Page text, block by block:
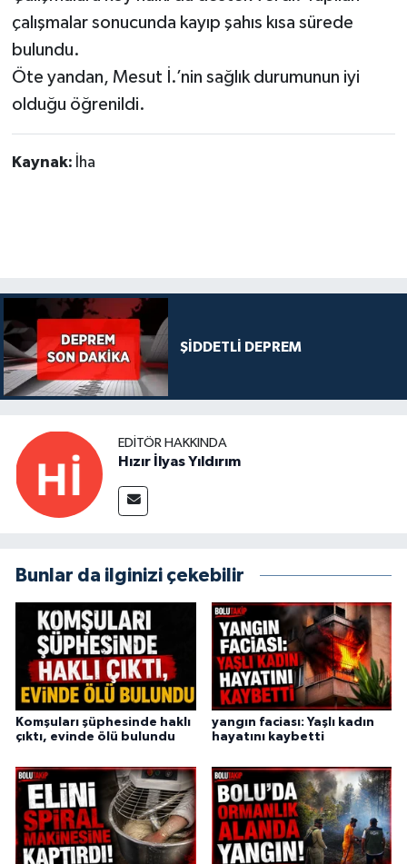
çalışmalar sonucunda kayıp şahıs kısa sürede
bulundu.
Öte yandan, Mesut İ.’nin sağlık durumunun iyi
olduğu öğrenildi.
Kaynak: İha
ŞİDDETLİ DEPREM
EDITÖR HAKKINDA
Hızır İlyas Yıldırım
Bunlar da ilginizi çekebilir
Komşuları şüphesinde haklı
çıktı, evinde ölü bulundu
yangın faciası: Yaşlı kadın
hayatını kaybetti